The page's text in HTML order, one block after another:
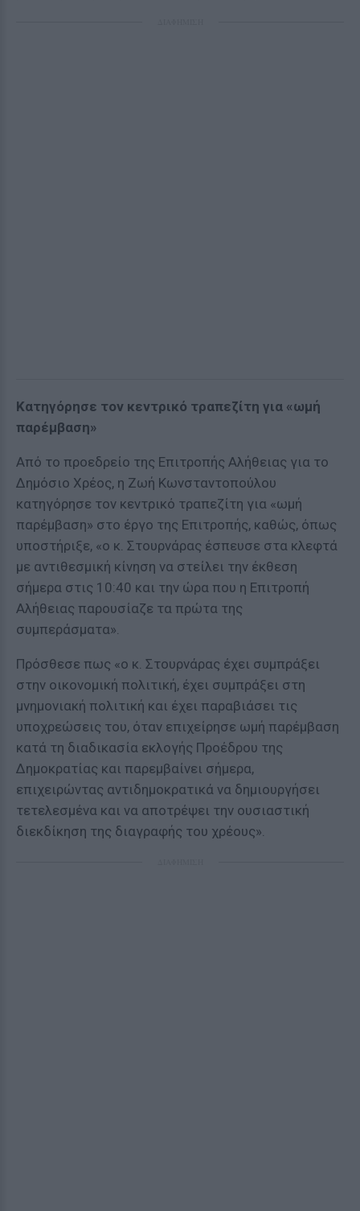
Κατηγόρησε τον κεντρικό τραπεζίτη για «ωμή
παρέμβαση»
Από το προεδρείο της Επιτροπής Αλήθειας για το
Δημόσιο Χρέος, η Ζωή Κωνσταντοπούλου
κατηγόρησε τον κεντρικό τραπεζίτη για «ωμή
παρέμβαση» στο έργο της Επιτροπής, καθώς, όπως
υποστήριξε, «ο κ. Στουρνάρας έσπευσε στα κλεφτά
με αντιθεσμική κίνηση να στείλει την έκθεση
σήμερα στις 10:40 και την ώρα που η Επιτροπή
Αλήθειας παρουσίαζε τα πρώτα της
συμπεράσματα».
Πρόσθεσε πως «ο κ. Στουρνάρας έχει συμπράξει
στην οικονομική πολιτική, έχει συμπράξει στη
μνημονιακή πολιτική και έχει παραβιάσει τις
υποχρεώσεις του, όταν επιχείρησε ωμή παρέμβαση
κατά τη διαδικασία εκλογής Προέδρου της
Δημοκρατίας και παρεμβαίνει σήμερα,
επιχειρώντας αντιδημοκρατικά να δημιουργήσει
τετελεσμένα και να αποτρέψει την ουσιαστική
διεκδίκηση της διαγραφής του χρέους».